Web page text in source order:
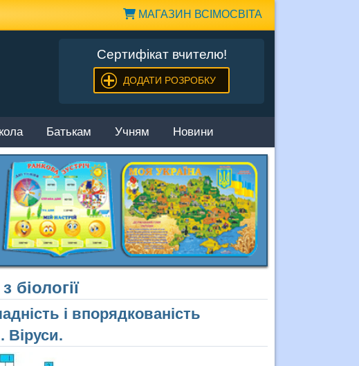
МАГАЗИН ВСІМОСВІТА
Сертифікат вчителю!
ДОДАТИ РОЗРОБКУ
Батькам Учням Новини
біології
і впорядкованість
Віруси.